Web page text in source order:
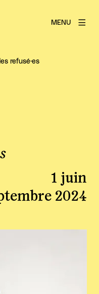
MENU
refusé·es
1 juin
2024